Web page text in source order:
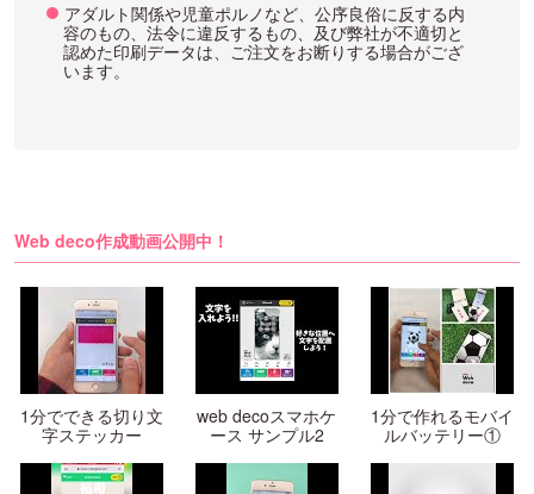
アダルト関係や児童ポルノなど、公序良俗に反する内
容のもの、法令に違反するもの、及び弊社が不適切と
認めた印刷データは、ご注文をお断りする場合がござ
います。
Web deco作成動画公開中！
1分でできる切り文
字ステッカー
web decoスマホケ
ース サンプル2
1分で作れるモバイ
ルバッテリー①